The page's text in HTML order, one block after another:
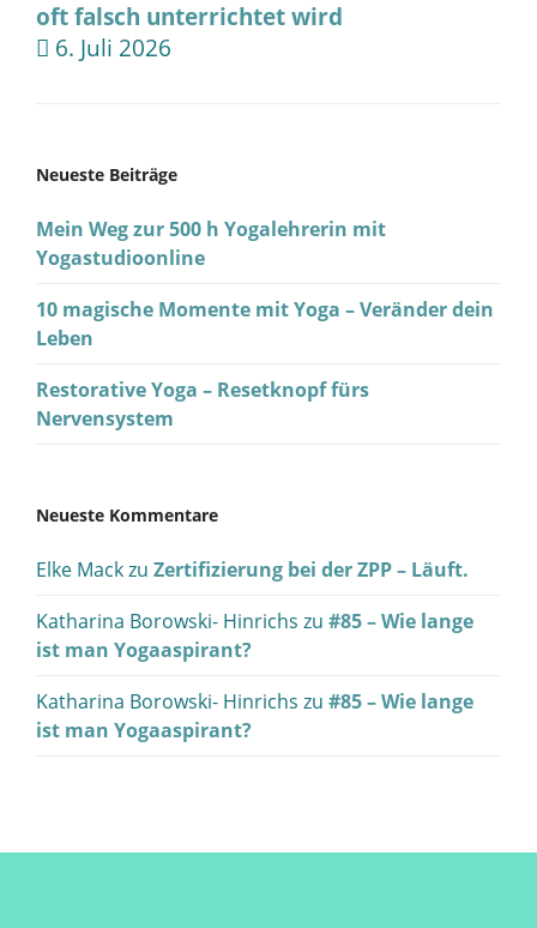
oft falsch unterrichtet wird
6. Juli 2026
Neueste Beiträge
Mein Weg zur 500 h Yogalehrerin mit
Yogastudioonline
10 magische Momente mit Yoga – Veränder dein
Leben
Restorative Yoga – Resetknopf fürs
Nervensystem
Neueste Kommentare
Elke Mackzu Zertifizierung bei der ZPP – Läuft.
Katharina Borowski- Hinrichs zu #85 – Wie lange
ist man Yogaaspirant?
Katharina Borowski- Hinrichs zu #85 – Wie lange
ist man Yogaaspirant?